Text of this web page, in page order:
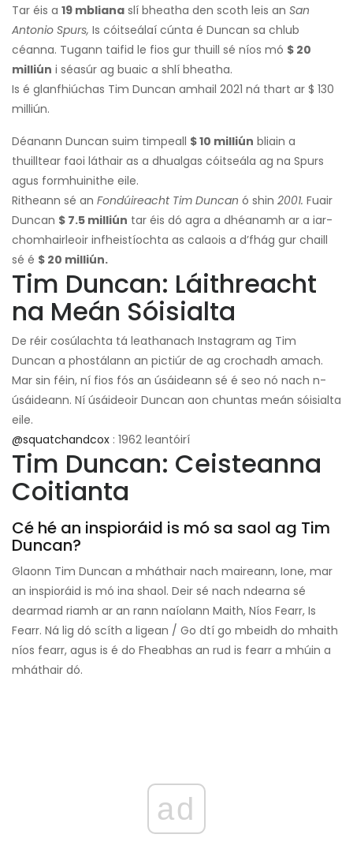
Tar éis a 19 mbliana slí bheatha den scoth leis an San
Antonio Spurs, Is cóitseálaí cúnta é Duncan sa chlub
céanna. Tugann taifid le fios gur thuill sé níos mó $ 20
milliún i séasúr ag buaic a shlí bheatha.
Is é glanfhiúchas Tim Duncan amhail 2021 ná thart ar $ 130
milliún.
Déanann Duncan suim timpeall $ 10 milliún bliain a
thuilltear faoi láthair as a dhualgas cóitseála ag na Spurs
agus formhuinithe eile.
Ritheann sé an Fondúireacht Tim Duncan ó shin 2001. Fuair ​​
Duncan $ 7.5 milliún tar éis dó agra a dhéanamh ar a iar-
chomhairleoir infheistíochta as calaois a d’fhág gur chaill
sé é $ 20 milliún.
Tim Duncan: Láithreacht
na Meán Sóisialta
De réir cosúlachta tá leathanach Instagram ag Tim
Duncan a phostálann an pictiúr de ag crochadh amach.
Mar sin féin, ní fios fós an úsáideann sé é seo nó nach n-
úsáideann. Ní úsáideoir Duncan aon chuntas meán sóisialta
eile.
@squatchandcox : 1962 leantóirí
Tim Duncan: Ceisteanna
Coitianta
Cé hé an inspioráid is mó sa saol ag Tim
Duncan?
Glaonn Tim Duncan a mháthair nach maireann, Ione, mar
an inspioráid is mó ina shaol. Deir sé nach ndearna sé
dearmad riamh ar an rann naíolann Maith, Níos Fearr, Is
Fearr. Ná lig dó scíth a ligean / Go dtí go mbeidh do mhaith
níos fearr, agus is é do Fheabhas an rud is fearr a mhúin a
mháthair dó.
ad